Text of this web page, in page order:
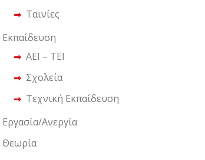
Ταινίες
Εκπαίδευση
ΑΕΙ – ΤΕΙ
Σχολεία
Τεχνική Εκπαίδευση
Εργασία/Ανεργία
Θεωρία